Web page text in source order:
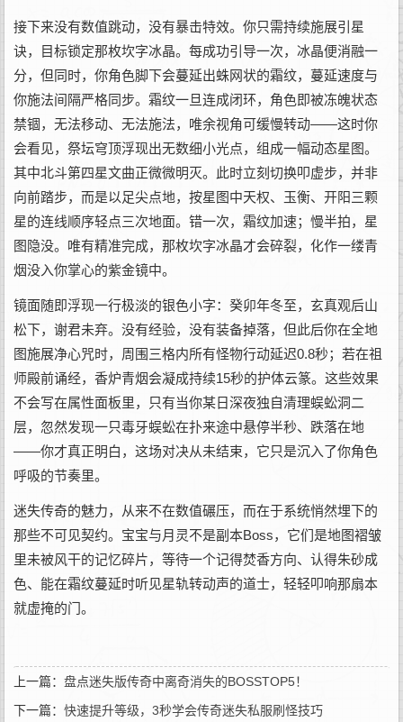
接下来没有数值跳动，没有暴击特效。你只需持续施展引星
诀，目标锁定那枚坎字冰晶。每成功引导一次，冰晶便消融一
分，但同时，你角色脚下会蔓延出蛛网状的霜纹，蔓延速度与
你施法间隔严格同步。霜纹一旦连成闭环，角色即被冻魄状态
禁锢，无法移动、无法施法，唯余视角可缓慢转动——这时你
会看见，祭坛穹顶浮现出无数细小光点，组成一幅动态星图。
其中北斗第四星文曲正微微明灭。此时立刻切换叩虚步，并非
向前踏步，而是以足尖点地，按星图中天权、玉衡、开阳三颗
星的连线顺序轻点三次地面。错一次，霜纹加速；慢半拍，星
图隐没。唯有精准完成，那枚坎字冰晶才会碎裂，化作一缕青
烟没入你掌心的紫金镜中。
镜面随即浮现一行极淡的银色小字：癸卯年冬至，玄真观后山
松下，谢君未弃。没有经验，没有装备掉落，但此后你在全地
图施展净心咒时，周围三格内所有怪物行动延迟0.8秒；若在祖
师殿前诵经，香炉青烟会凝成持续15秒的护体云篆。这些效果
不会写在属性面板里，只有当你某日深夜独自清理蜈蚣洞二
层，忽然发现一只毒牙蜈蚣在扑来途中悬停半秒、跌落在地
——你才真正明白，这场对决从未结束，它只是沉入了你角色
呼吸的节奏里。
迷失传奇的魅力，从来不在数值碾压，而在于系统悄然埋下的
那些不可见契约。宝宝与月灵不是副本Boss，它们是地图褶皱
里未被风干的记忆碎片，等待一个记得焚香方向、认得朱砂成
色、能在霜纹蔓延时听见星轨转动声的道士，轻轻叩响那扇本
就虚掩的门。
上一篇： 盘点迷失版传奇中离奇消失的BOSSTOP5！
下一篇： 快速提升等级，3秒学会传奇迷失私服刷怪技巧